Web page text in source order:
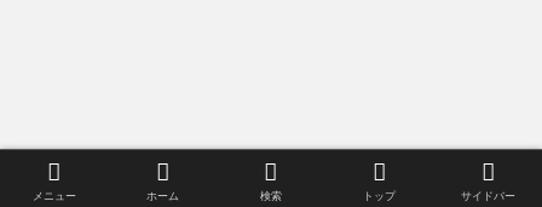
メニュー ホーム 検索 トップ サイドバー